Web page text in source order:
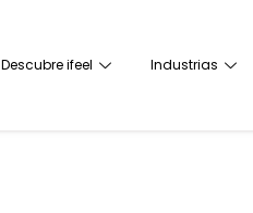
Descubre ifeel Industrias